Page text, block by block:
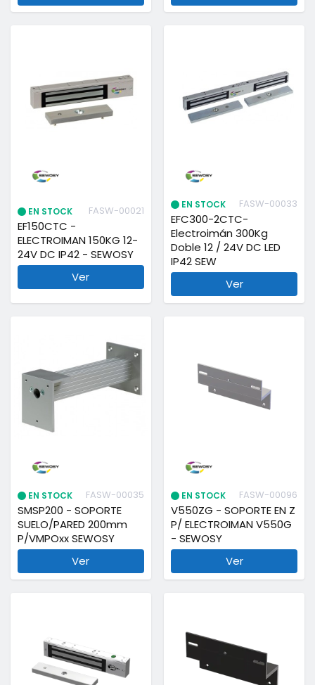
EN STOCK FASW-00021
EF150CTC -
ELECTROIMAN 150KG 12-
24V DC IP42 - SEWOSY
Ver
EN STOCK FASW-00033
EFC300-2CTC-
Electroimán 300Kg
Doble 12 / 24V DC LED
IP42 SEW
Ver
EN STOCK FASW-00035
SMSP200 - SOPORTE
SUELO/PARED 200mm
P/VMPOxx SEWOSY
Ver
EN STOCK FASW-00096
V550ZG - SOPORTE EN Z
P/ ELECTROIMAN V550G
- SEWOSY
Ver